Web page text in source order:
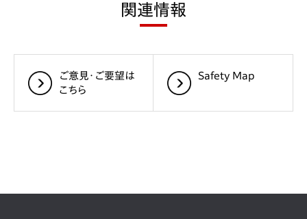
関連情報
ご意見・ご要望は
こちら
Safety Map